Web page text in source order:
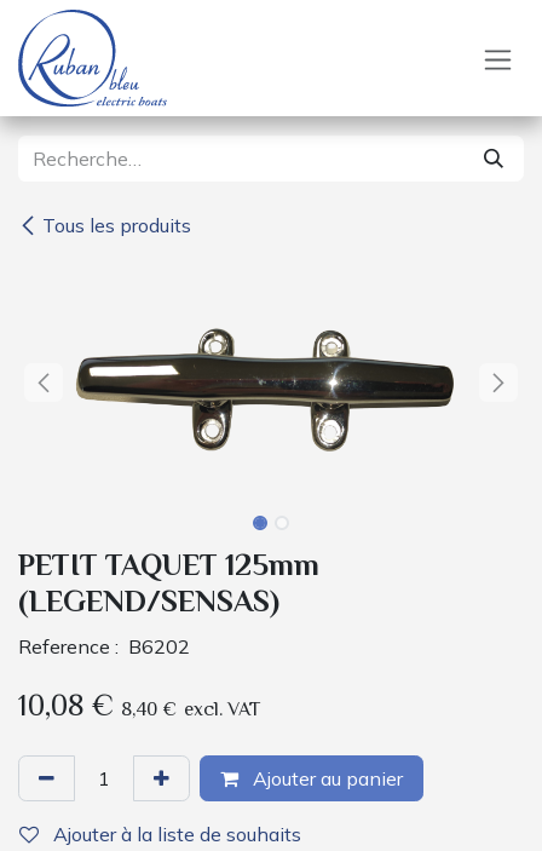
Se rendre au contenu
Tous les produits
PETIT TAQUET 125mm
(LEGEND/SENSAS)
Reference : B6202
10,08€ 8,40 € excl. VAT
Ajouter au panier
Ajouter à la liste de souhaits